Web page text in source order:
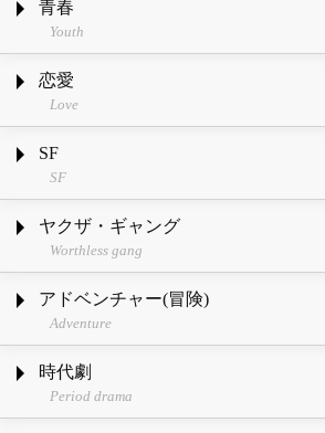
青春
Youth
恋愛
Love
SF
SF
ヤクザ・ギャング
Worthless gang
アドベンチャー(冒険)
Adventure
時代劇
Period drama